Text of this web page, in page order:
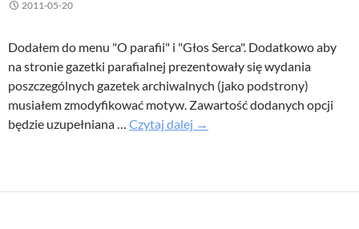
2011-05-20
Dodałem do menu "O parafii" i "Głos Serca". Dodatkowo aby
na stronie gazetki parafialnej prezentowały się wydania
poszczególnych gazetek archiwalnych (jako podstrony)
musiałem zmodyfikować motyw. Zawartość dodanych opcji
będzie uzupełniana … Czytaj dalej Dodanie
→